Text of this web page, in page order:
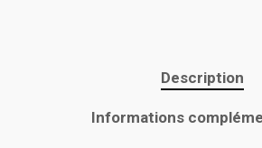
Description
Informations